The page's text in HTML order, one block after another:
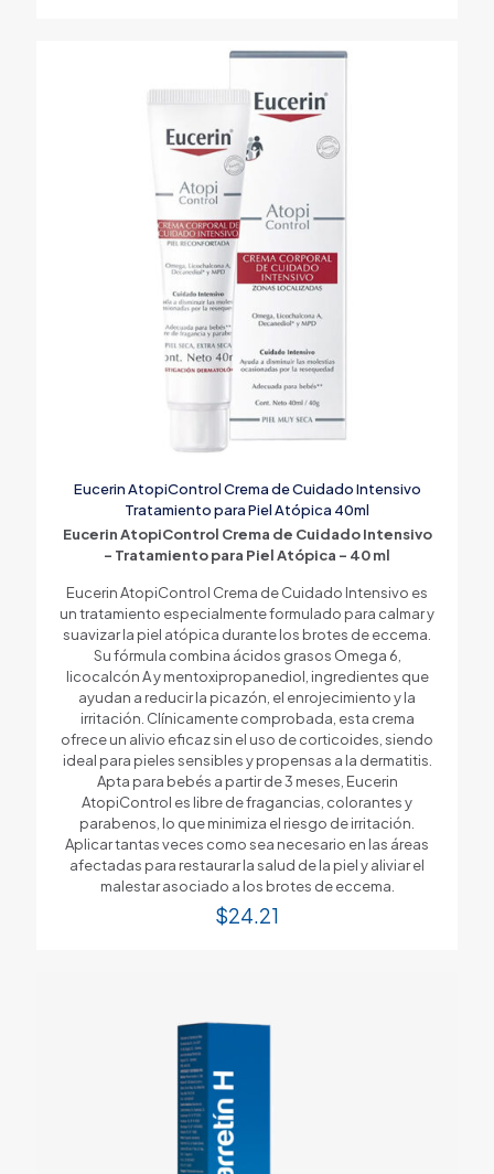
Eucerin AtopiControl Crema de Cuidado Intensivo
Tratamiento para Piel Atópica 40ml
Eucerin AtopiControl Crema de Cuidado Intensivo
– Tratamiento para Piel Atópica – 40 ml
Eucerin AtopiControl Crema de Cuidado Intensivo es
un tratamiento especialmente formulado para calmar y
suavizar la piel atópica durante los brotes de eccema.
Su fórmula combina ácidos grasos Omega 6,
licocalcón A y mentoxipropanediol, ingredientes que
ayudan a reducir la picazón, el enrojecimiento y la
irritación. Clínicamente comprobada, esta crema
ofrece un alivio eficaz sin el uso de corticoides, siendo
ideal para pieles sensibles y propensas a la dermatitis.
Apta para bebés a partir de 3 meses, Eucerin
AtopiControl es libre de fragancias, colorantes y
parabenos, lo que minimiza el riesgo de irritación.
Aplicar tantas veces como sea necesario en las áreas
afectadas para restaurar la salud de la piel y aliviar el
malestar asociado a los brotes de eccema.
$24.21